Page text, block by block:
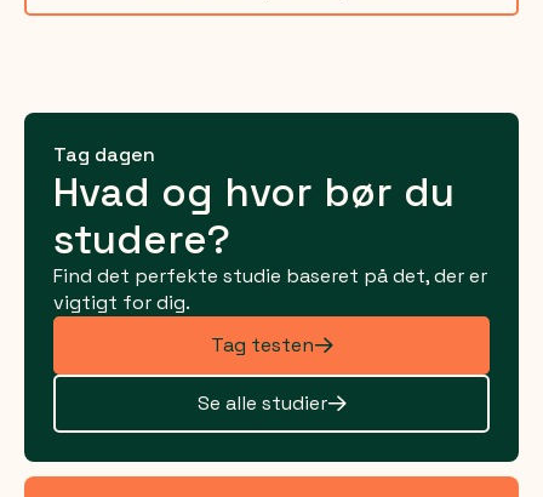
Tag dagen
Hvad og hvor bør du
studere?
Find det perfekte studie baseret på det, der er
vigtigt for dig.
Tag testen
Se alle studier